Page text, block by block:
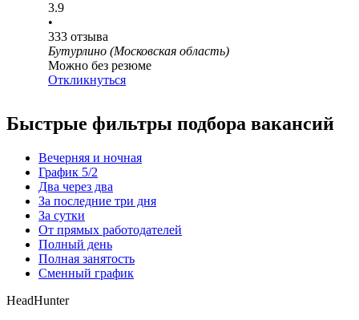
3.9
•
333 отзыва
Бутурлино (Московская область)
Можно без резюме
Откликнуться
Быстрые фильтры подбора вакансий
Вечерняя и ночная
График 5/2
Два через два
За последние три дня
За сутки
От прямых работодателей
Полный день
Полная занятость
Сменный график
HeadHunter